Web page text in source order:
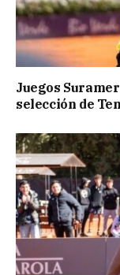
Juegos
selección de